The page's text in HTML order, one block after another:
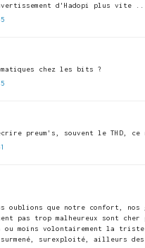
d'Hadopi plus
chez les bits ?
preum's, souvent le THD, ce
oublions que notre confort, nos
pas trop malheureux sont
ou moins volontairement la
surexploité, ailleurs des